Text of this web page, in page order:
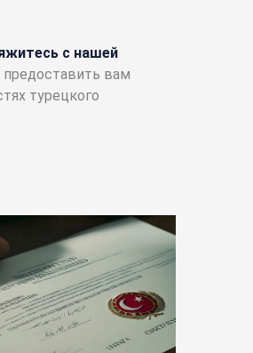
с нашей
вам
турецкого